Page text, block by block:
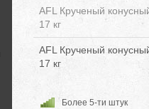
AFL Крученый
17 кг
AFL Крученый
17 кг
Более 5-ти штук